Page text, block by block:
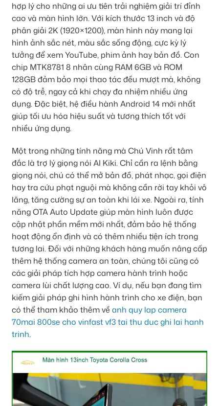
hợp lý cho những ai ưu tiên trải nghiệm giải trí đỉnh
cao và màn hình lớn. Với kích thước 13 inch và độ
phân giải 2K (1920×1200), màn hình này mang lại
hình ảnh sắc nét, màu sắc sống động, cực kỳ lý
tưởng để xem YouTube, phim ảnh hay bản đồ. Con
chip MTK8781 8 nhân cùng RAM 6GB và ROM
128GB đảm bảo mọi thao tác đều mượt mà, không
có độ trễ, ngay cả khi chạy đa nhiệm nhiều ứng
dụng. Đặc biệt, hệ điều hành Android 14 mới nhất
giúp tối ưu hóa hiệu suất và tương thích tốt với
nhiều ứng dụng.
Một trong những tính năng mà Chú Vinh rất tâm
đắc là trợ lý giọng nói AI Kiki. Chỉ cần ra lệnh bằng
giọng nói, chú có thể mở bản đồ, phát nhạc, gọi điện
hay tra cứu phạt nguội mà không cần rời tay khỏi vô
lăng, tăng cường sự an toàn khi lái xe. Ngoài ra, tính
năng OTA Auto Update giúp màn hình luôn được
cập nhật phần mềm mới nhất, đảm bảo hệ thống
hoạt động ổn định và có thêm nhiều tiện ích trong
tương lai. Đối với những khách hàng muốn nâng cấp
thêm hệ thống camera an toàn, chúng tôi cũng có
các giải pháp tích hợp camera hành trình hoặc
camera lùi chất lượng cao. Ví dụ, nếu bạn đang tìm
kiếm giải pháp ghi hình hành trình cho xe điện, bạn
có thể tham khảo thêm về anh quy lap camera
70mai 800se cho vinfast vf3 tai thu duc ghi lai hanh
trinh.